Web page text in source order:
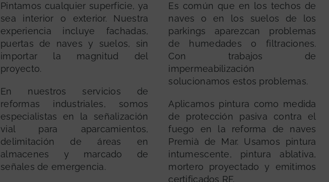
Pintamos cualquier superficie, ya
sea interior o exterior. Nuestra
experiencia incluye fachadas,
puertas de naves y suelos, sin
importar la magnitud del
proyecto.
En nuestros servicios de
reformas industriales, somos
especialistas en la señalización
vial para aparcamientos,
delimitación de áreas en
almacenes y marcado de
señales de emergencia.
Es común que en los techos de
naves o en los suelos de los
parkings aparezcan problemas
de humedades o filtraciones.
Con trabajos de
impermeabilización
solucionamos estos problemas.
Aplicamos pintura como medida
de protección pasiva contra el
fuego en la reforma de naves
Premià de Mar. Usamos pintura
intumescente, pintura ablativa,
mortero proyectado y emitimos
certificados RF.